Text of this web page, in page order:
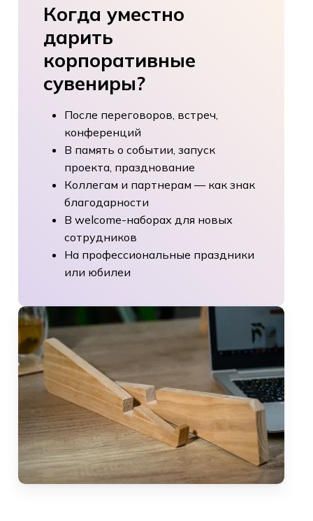
Когда уместно
дарить
корпоративные
сувениры?
После переговоров, встреч,
конференций
В память о событии, запуск
проекта, празднование
Коллегам и партнерам — как знак
благодарности
В welcome-наборах для новых
сотрудников
На профессиональные праздники
или юбилеи